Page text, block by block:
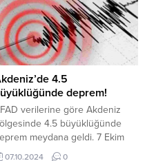
4.5
deprem!
verilerine göre Akdeniz
4.5 büyüklüğünde
meydana geldi. 7 Ekim
10:18 yayınlandı ANKARA-
07.10.2024 0